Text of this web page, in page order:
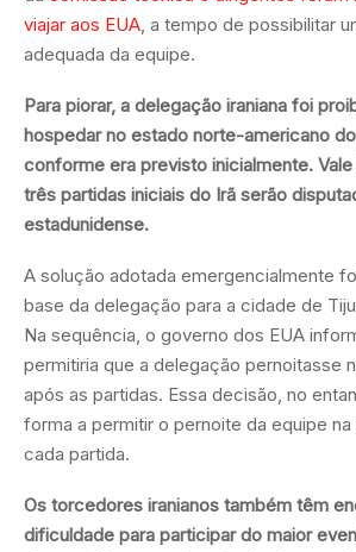
viajar aos EUA, a tempo de possibilitar
adequada da equipe.
Para piorar, a delegação iraniana foi
hospedar no estado norte-americano
conforme era previsto inicialmente.
três partidas iniciais do Irã serão
estadunidense.
A solução adotada emergencialmente
base da delegação para a cidade de
Na sequência, o governo dos EUA
permitiria que a delegação pernoitasse
após as partidas. Essa decisão, no
forma a permitir o pernoite da equipe na
cada partida.
Os torcedores iranianos também têm
dificuldade para participar do maior